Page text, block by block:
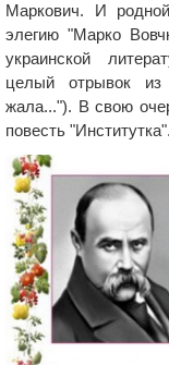
Маркович. И
элегию "Марко
украинской
целый отрывок
жала..."). В свою
повесть "Институтка".